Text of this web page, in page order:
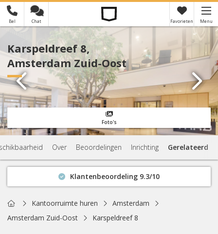
Bel Chat Favorieten Menu
Je hebt nog geen favorieten ×
Karspeldreef 8,
Amsterdam Zuid-Oost
Foto's
Over Beoordelingen Inrichting Gerelateerd
Klantenbeoordeling 9.3/10
Actuele beschikbaarheid
HomeKantoorruimte huren
Amsterdam
Amsterdam Zuid-Oost
Karspeldreef 8